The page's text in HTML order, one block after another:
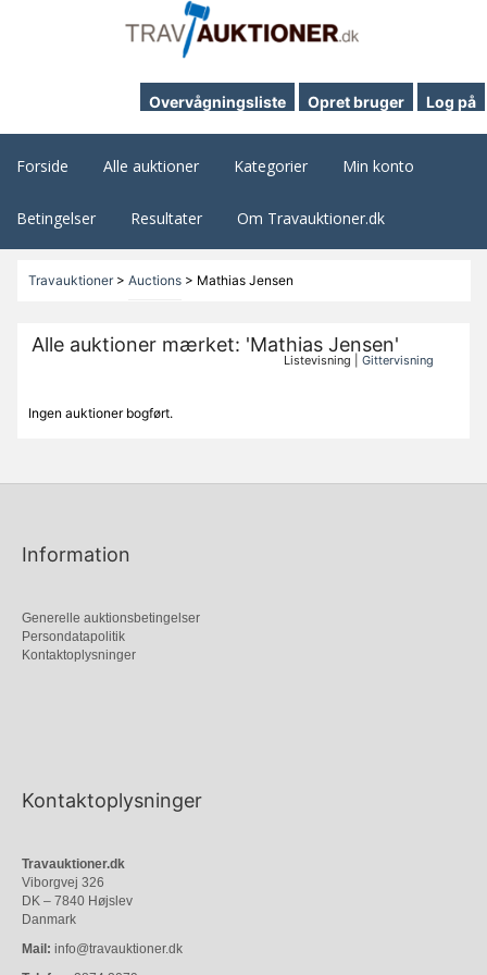
Overvågningsliste Opret bruger Log på
Forside Alle auktioner Kategorier Min konto
Betingelser Resultater Om Travauktioner.dk
Travauktioner> Auctions> Mathias Jensen
Alle auktioner mærket: 'Mathias Jensen'
Listevisning |Gittervisning
Ingen auktioner bogført.
Information
Generelle auktionsbetingelser
Persondatapolitik
Kontaktoplysninger
Kontaktoplysninger
Travauktioner.dk
Viborgvej 326
DK – 7840 Højslev
Danmark
Mail: info@travauktioner.dk